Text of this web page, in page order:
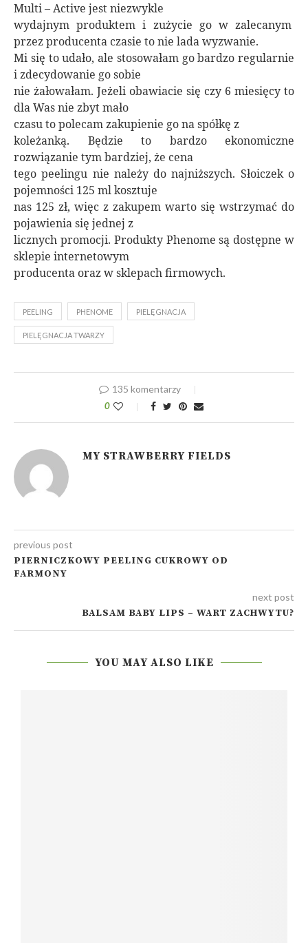
Multi – Active jest niezwykle
wydajnym produktem i zużycie go w zalecanym
przez producenta czasie to nie lada wyzwanie.
Mi się to udało, ale stosowałam go bardzo regularnie
i zdecydowanie go sobie
nie żałowałam. Jeżeli obawiacie się czy 6 miesięcy to
dla Was nie zbyt mało
czasu to polecam zakupienie go na spółkę z
koleżanką. Będzie to bardzo ekonomiczne
rozwiązanie tym bardziej, że cena
tego peelingu nie należy do najniższych. Słoiczek o
pojemności 125 ml kosztuje
nas 125 zł, więc z zakupem warto się wstrzymać do
pojawienia się jednej z
licznych promocji. Produkty Phenome są dostępne w
sklepie internetowym
producenta oraz w sklepach firmowych.
PEELING PHENOME PIELĘGNACJA
PIELĘGNACJA TWARZY
135 komentarzy
0
MY STRAWBERRY FIELDS
previous post
PIERNICZKOWY PEELING CUKROWY OD
FARMONY
next post
BALSAM BABY LIPS – WART ZACHWYTU?
YOU MAY ALSO LIKE